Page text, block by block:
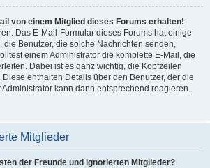
von einem Mitglied dieses Forums erhalten!
Das E-Mail-Formular dieses Forums hat einige
die Benutzer, die solche Nachrichten senden,
einem Administrator die komplette E-Mail, die
Dabei ist es ganz wichtig, die Kopfzeilen
enthalten Details über den Benutzer, der die
Administrator kann dann entsprechend reagieren.
Mitglieder
der Freunde und ignorierten Mitglieder?